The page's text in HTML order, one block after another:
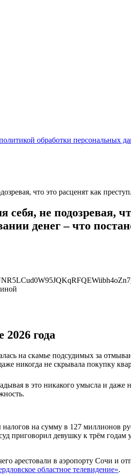
обработки персональных
что это расценят как
не подозревая,
денег – что
2026 года
на скамье подсудимых за
никогда не скрывала покупку
в это никакого умысла и
на сумму в 127 миллионов
приговорил девушку к трём
арестовали в аэропорту Сочи и
областное телевидение».